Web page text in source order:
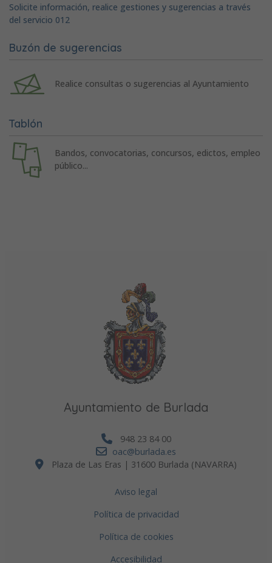
Solicite información, realice gestiones y sugerencias a través
del servicio 012
Buzón de sugerencias
Realice consultas o sugerencias al Ayuntamiento
Tablón
Bandos, convocatorias, concursos, edictos, empleo
público...
Ayuntamiento de Burlada
948 23 84 00
oac@burlada.es
Plaza de Las Eras | 31600 Burlada (NAVARRA)
Aviso legal
Política de privacidad
Política de cookies
Accesibilidad